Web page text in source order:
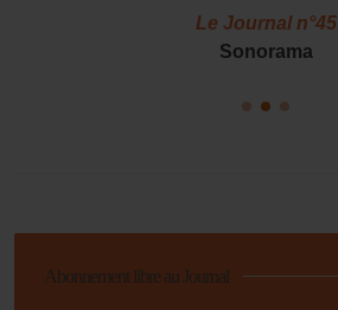
Le Journal n°45
Sonorama
Abonnement libre au Journal